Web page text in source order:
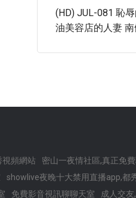
(HD) JUL-081 恥
油美容店的人妻
視頻網站 密山一夜情社區,真正免
showlive夜晚十大禁用直播app,都
免費影音視訊聊聊天室 成人交